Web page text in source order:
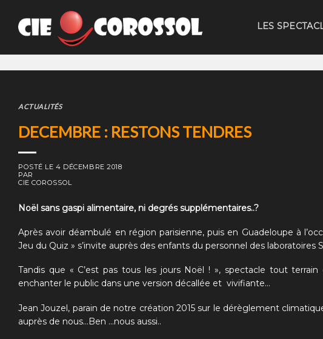
content
LES
ACTUALITÉS
DECEMBRE : RESTONS TENDRES
POSTÉ LE4 DÉCEMBRE 2018
PAR
CIE COROSSOL
Noël sans gaspi alimentaire, ni degrés supplémentaires..?
Après avoir déambulé en région parisienne, puis en Guadeloupe à
Jeu du Quiz » s’invite auprès des enfants du personnel des laboratoires
Tandis que « C’est pas tous les jours Noël ! », spectacle tout terrain
enchanter le public dans une version décallée et vivifiante…
Jean Jouzel, parain de notre création 2015 sur le dérèglement
auprès de nous…Ben …nous aussi..